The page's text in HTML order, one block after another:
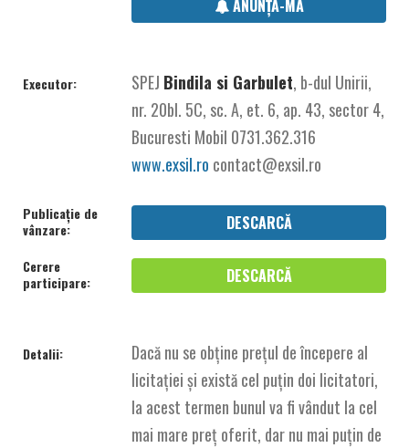
ANUNȚĂ-MĂ
Executor: SPEJ Bindila si Garbulet, b-dul Unirii,
nr. 20bl. 5C, sc. A, et. 6, ap. 43, sector 4,
Bucuresti Mobil 0731.362.316
www.exsil.ro contact@exsil.ro
Publicație de
vânzare:
DESCARCĂ
Cerere
participare:
DESCARCĂ
Detalii:
Dacă nu se obține prețul de începere al
licitației și există cel puțin doi licitatori,
la acest termen bunul va fi vândut la cel
mai mare preț oferit, dar nu mai puțin de